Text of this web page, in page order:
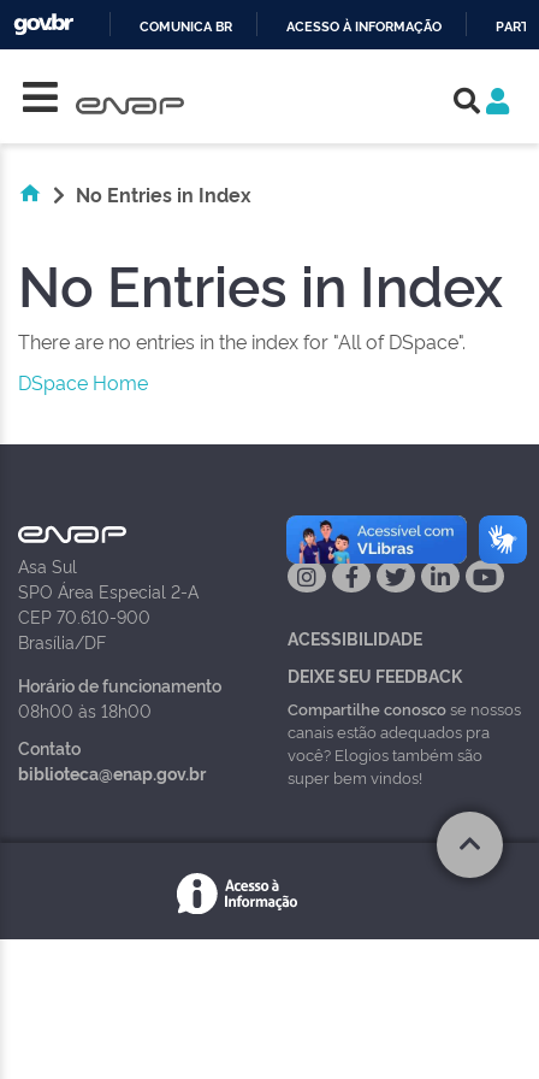
COMUNICA BR ACESSO À INFORMAÇÃO
No Entries in Index
No Entries in Index
There are no entries in the index for "All of DSpace".
DSpace Home
Asa Sul
SPO Área Especial 2-A
CEP 70.610-900
Brasília/DF
Horário de funcionamento
08h00 às 18h00
Contato
biblioteca@enap.gov.br
NAS REDES
ACESSIBILIDADE
DEIXE SEU FEEDBACK
Compartilhe conoscose nossos
canais estão adequados pra
você? Elogios também são
super bem vindos!